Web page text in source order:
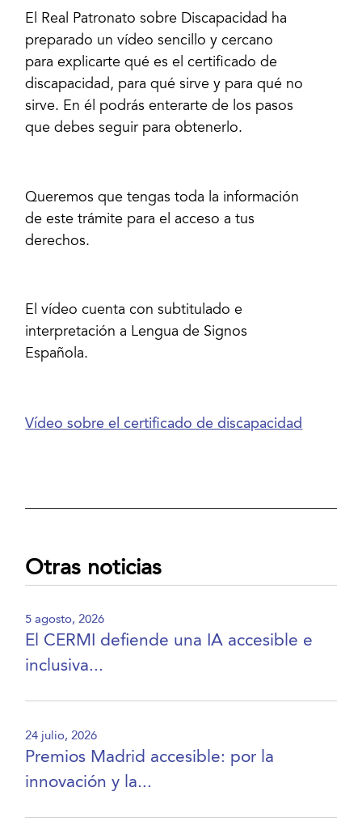
El Real Patronato sobre Discapacidad ha
preparado un vídeo sencillo y cercano
para explicarte qué es el certificado de
discapacidad, para qué sirve y para qué no
sirve. En él podrás enterarte de los pasos
que debes seguir para obtenerlo.
Queremos que tengas toda la información
de este trámite para el acceso a tus
derechos.
El vídeo cuenta con subtitulado e
interpretación a Lengua de Signos
Española.
Vídeo sobre el certificado de discapacidad
Otras noticias
5 agosto, 2026
El CERMI defiende una IA accesible e
inclusiva...
24 julio, 2026
Premios Madrid accesible: por la
innovación y la...